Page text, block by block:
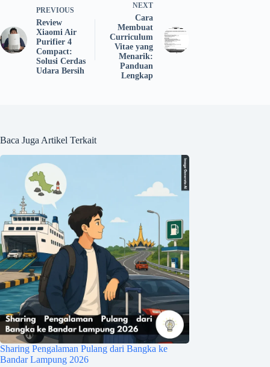
PREVIOUS
Review
Xiaomi Air
Purifier 4
Compact:
Solusi Cerdas
Udara Bersih
NEXT
Cara
Membuat
Curriculum
Vitae yang
Menarik:
Panduan
Lengkap
Baca Juga Artikel Terkait
Sharing Pengalaman Pulang dari Bangka ke
Bandar Lampung 2026